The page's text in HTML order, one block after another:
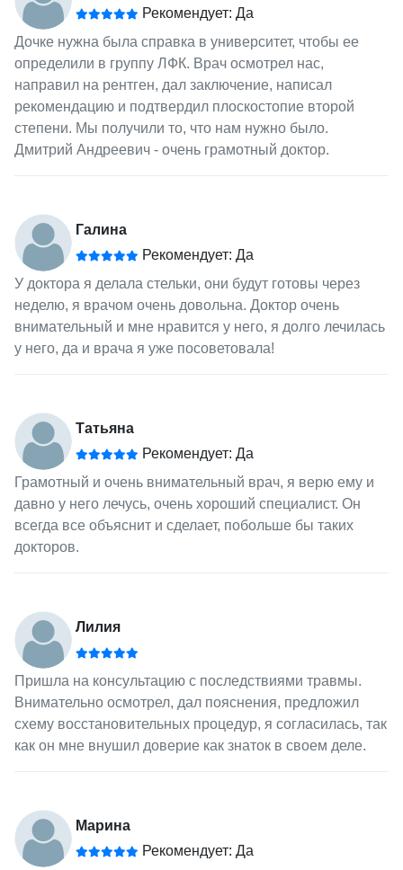
Рекомендует: Да
Дочке нужна была справка в университет, чтобы ее
определили в группу ЛФК. Врач осмотрел нас,
направил на рентген, дал заключение, написал
рекомендацию и подтвердил плоскостопие второй
степени. Мы получили то, что нам нужно было.
Дмитрий Андреевич - очень грамотный доктор.
Галина
Рекомендует: Да
У доктора я делала стельки, они будут готовы через
неделю, я врачом очень довольна. Доктор очень
внимательный и мне нравится у него, я долго лечилась
у него, да и врача я уже посоветовала!
Татьяна
Рекомендует: Да
Грамотный и очень внимательный врач, я верю ему и
давно у него лечусь, очень хороший специалист. Он
всегда все объяснит и сделает, побольше бы таких
докторов.
Лилия
Пришла на консультацию с последствиями травмы.
Внимательно осмотрел, дал пояснения, предложил
схему восстановительных процедур, я согласилась, так
как он мне внушил доверие как знаток в своем деле.
Марина
Рекомендует: Да